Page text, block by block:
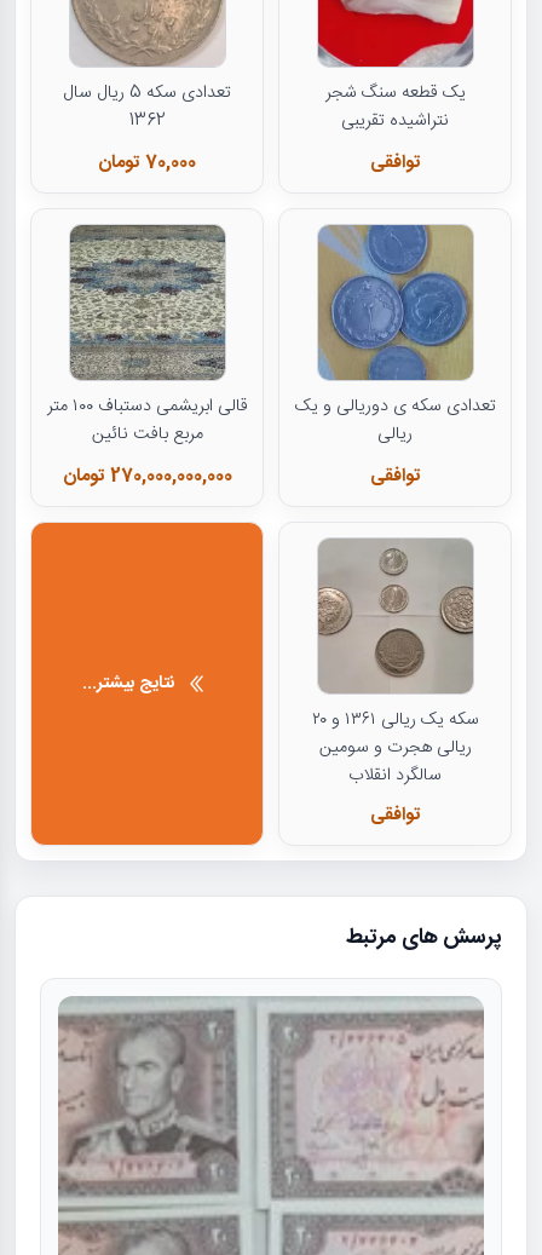
یک قطعه سنگ شجر
نتراشیده تقریبی
توافقی
تعدادی سکه 5 ریال سال
1362
70,000 تومان
تعدادی سکه ی دوریالی و یک
ریالی
توافقی
قالی ابریشمی دستباف ۱۰۰ متر
مربع بافت نائین
270,000,000,000 تومان
سکه یک ریالی ۱۳۶۱ و ۲۰
ریالی هجرت و سومین
سالگرد انقلاب
توافقی
نتایج بیشتر...
پرسش های مرتبط